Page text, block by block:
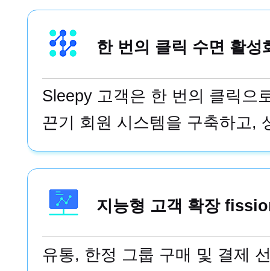
한 번의 클릭 수면 활성
Sleepy 고객은 한 번의 클릭으
끈기 회원 시스템을 구축하고,
지능형 고객 확장
유통, 한정 그룹 구매 및 결제